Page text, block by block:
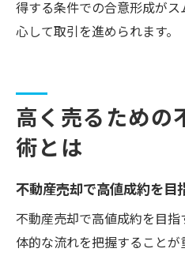
得する条件での合意形成が
心して取引を進められます。
高く売るための
術とは
不動産売却で高値成約を目
不動産売却で高値成約を目
体的な流れを把握すること